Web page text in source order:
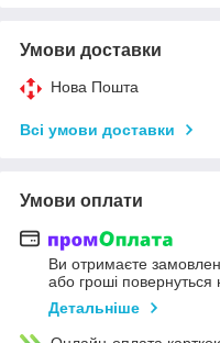
Умови доставки
Нова Пошта
Всі умови доставки
Умови оплати
Ви отримаєте
або гроші повернуться
Детальніше